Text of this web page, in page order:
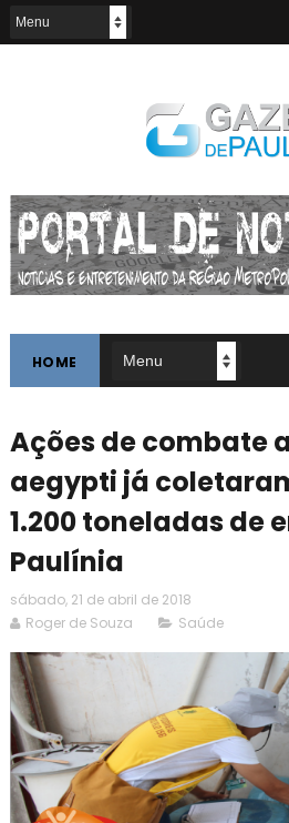
HOME
Ações de combate
aegypti já
1.200 toneladas de
Paulínia
sábado, 21 de abril de 2018
Roger de Souza
Saúde